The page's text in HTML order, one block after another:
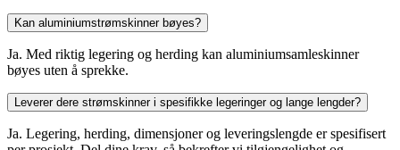
Kan aluminiumstrømskinner bøyes?
Ja. Med riktig legering og herding kan aluminiumsamleskinner
bøyes uten å sprekke.
Leverer dere strømskinner i spesifikke legeringer og lange lengder?
Ja. Legering, herding, dimensjoner og leveringslengde er spesifisert